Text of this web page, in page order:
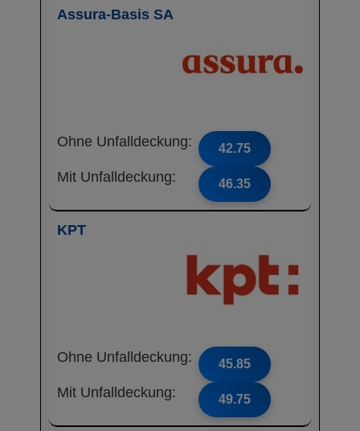
Assura-Basis SA
Ohne Unfalldeckung: 42.75
Mit Unfalldeckung: 46.35
KPT
Ohne Unfalldeckung: 45.85
Mit Unfalldeckung: 49.75